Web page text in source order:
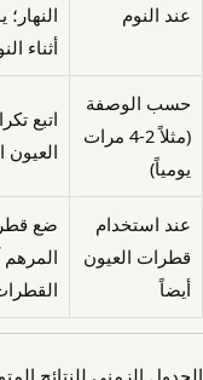
عند النوم
أثناء
حسب الوصفة
(مثلاً 2-4 مرات
يومياً)
اتبع
العيون
عند استخدام
قطرات العيون
أيضاً